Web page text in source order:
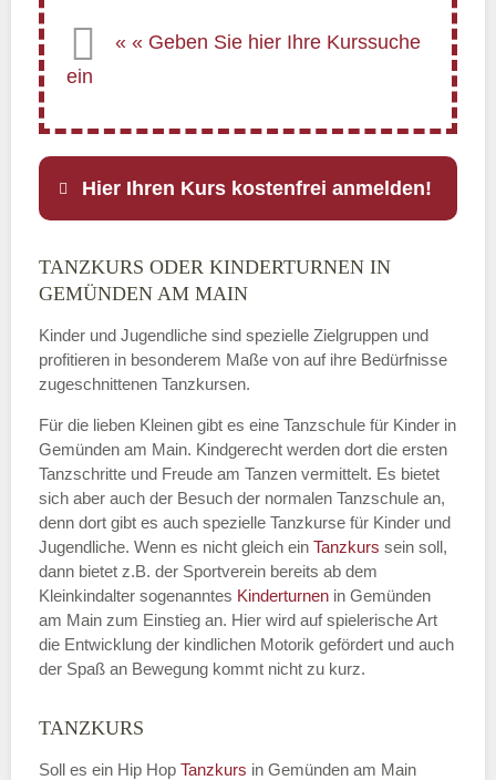
Hier Ihren Kurs kostenfrei anmelden!
Name*
E-Mail*
Name der Tanzschule
Kontakt E-Mail
TANZKURS ODER KINDERTURNEN IN
GEMÜNDEN AM MAIN
Kinder und Jugendliche sind spezielle Zielgruppen und
profitieren in besonderem Maße von auf ihre Bedürfnisse
zugeschnittenen Tanzkursen.
Für die lieben Kleinen gibt es eine Tanzschule für Kinder in
Gemünden am Main. Kindgerecht werden dort die ersten
Tanzschritte und Freude am Tanzen vermittelt. Es bietet
sich aber auch der Besuch der normalen Tanzschule an,
denn dort gibt es auch spezielle Tanzkurse für Kinder und
Jugendliche. Wenn es nicht gleich ein Tanzkurs sein soll,
dann bietet z.B. der Sportverein bereits ab dem
Kleinkindalter sogenanntes Kinderturnen in Gemünden
am Main zum Einstieg an. Hier wird auf spielerische Art
die Entwicklung der kindlichen Motorik gefördert und auch
der Spaß an Bewegung kommt nicht zu kurz.
TANZKURS
Soll es ein Hip Hop Tanzkurs in Gemünden am Main